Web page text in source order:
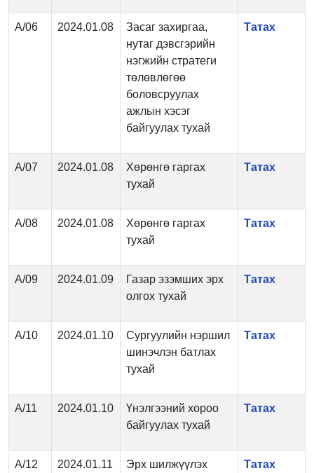
А/06 2024.01.08
Засаг захиргаа,
нутаг дэвсгэрийн
нэгжийн стратеги
төлөвлөгөө
боловсруулах
ажлын хэсэг
байгуулах тухай
Татах
А/07 2024.01.08
Хөрөнгө гаргах
тухай
Татах
А/08 2024.01.08
Хөрөнгө гаргах
тухай
Татах
А/09 2024.01.09
Газар эзэмших эрх
олгох тухай
Татах
А/10 2024.01.10
Сургуулийн нэршил
шинэчлэн батлах
тухай
Татах
А/11 2024.01.10
Үнэлгээний хороо
байгуулах тухай
Татах
А/12 2024.01.11
Эрх шилжүүлэх
Татах